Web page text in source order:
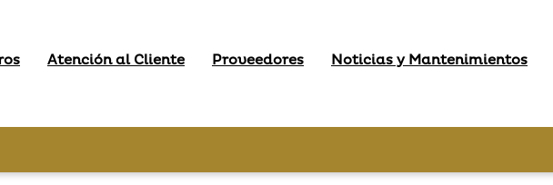
Atención al Cliente Proveedores Noticias y Mantenimientos